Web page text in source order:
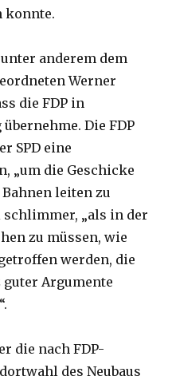
konnte.
anderem dem
Werner
die FDP in
Die FDP
SPD eine
„um die Geschicke
leiten zu
schlimmer, „als in der
zu müssen, wie
werden, die
Argumente
die nach FDP-
des Neubaus